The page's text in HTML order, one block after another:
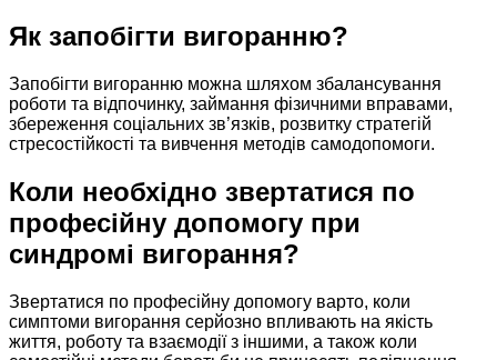
Як запобігти вигоранню?
Запобігти вигоранню можна шляхом збалансування
роботи та відпочинку, займання фізичними вправами,
збереження соціальних зв’язків, розвитку стратегій
стресостійкості та вивчення методів самодопомоги.
Коли необхідно звертатися по
професійну допомогу при
синдромі вигорання?
Звертатися по професійну допомогу варто, коли
симптоми вигорання серйозно впливають на якість
життя, роботу та взаємодії з іншими, а також коли